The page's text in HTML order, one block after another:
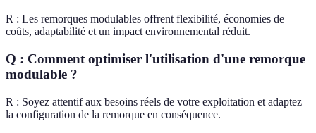
R : Les remorques modulables offrent flexibilité, économies de
coûts, adaptabilité et un impact environnemental réduit.
Q : Comment optimiser l'utilisation d'une remorque
modulable ?
R : Soyez attentif aux besoins réels de votre exploitation et adaptez
la configuration de la remorque en conséquence.